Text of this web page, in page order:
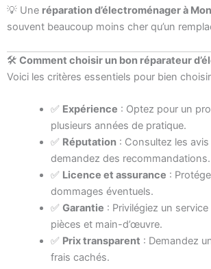
💡 Une réparation d’électroménager à
souvent beaucoup moins cher qu’un
🛠️ Comment choisir un bon réparateur
Voici les critères essentiels pour bien
✅ Expérience : Optez pour un
plusieurs années de pratique.
✅ Réputation: Consultez les avis
demandez des recommandations.
✅ Licence et assurance :
dommages éventuels.
✅ Garantie : Privilégiez un
pièces et main-d’œuvre.
✅ Prix transparent : Demandez
frais cachés.